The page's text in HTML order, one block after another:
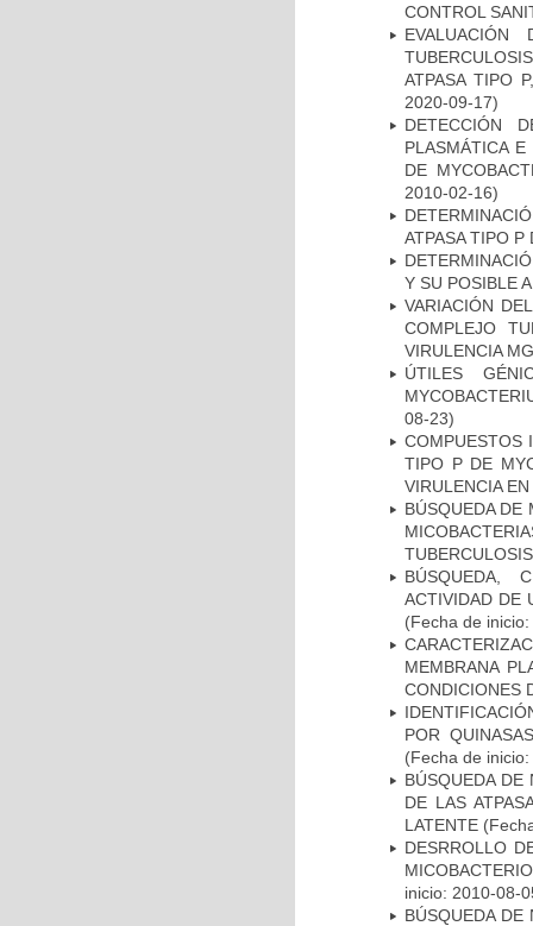
CONTROL
ATPASA TIPO
2020-09-17)
DETECCIÓN
PLASMÁTICA
DE
2010-02-16)
ATPASA TIPO
Y SU POSIBLE
VARIACIÓN
COMPLEJO
VIRULENCIA
ÚTILES
08-23)
COMPUESTOS
TIPO P DE
VIRULENCIA
BÚSQUEDA DE
BÚSQUEDA,
ACTIVIDAD DE
(Fecha de
MEMBRANA
CONDICIONES
POR
(Fecha de
BÚSQUEDA DE
DE LAS
LATENTE
DESRROLLO
inicio: 2010-08-
BÚSQUEDA DE